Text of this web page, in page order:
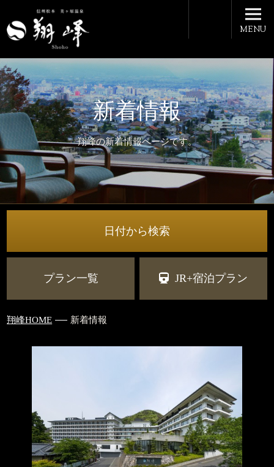
新着情報
翔峰の新着情報ページです。
MENU
日付から検索
プラン一覧 JR+宿泊プラン
翔峰HOME 新着情報